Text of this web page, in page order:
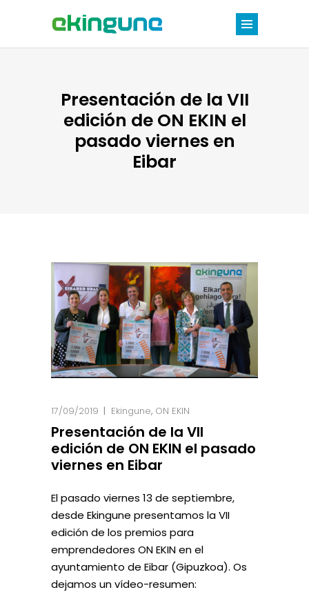
Presentación de la VII
edición de ON EKIN el
pasado viernes en
Eibar
17/09/2019 Ekingune, ON EKIN
Presentación de la VII
edición de ON EKIN el pasado
viernes en Eibar
El pasado viernes 13 de septiembre,
desde Ekingune presentamos la VII
edición de los premios para
emprendedores ON EKIN en el
ayuntamiento de Eibar (Gipuzkoa). Os
dejamos un vídeo-resumen: